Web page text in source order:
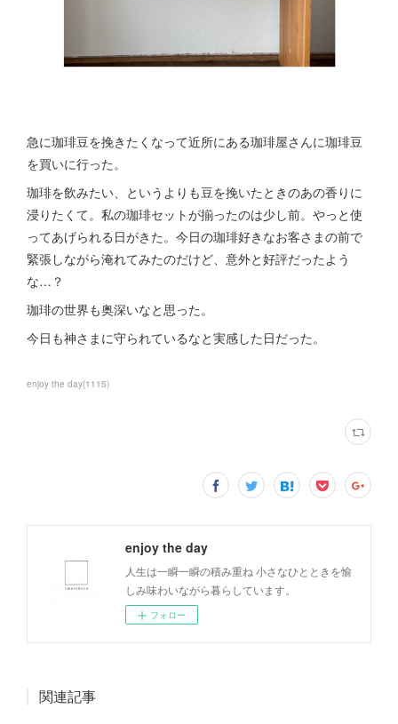
急に珈琲豆を挽きたくなって近所にある珈琲屋さんに珈琲豆
を買いに行った。
珈琲を飲みたい、というよりも豆を挽いたときのあの香りに
浸りたくて。私の珈琲セットが揃ったのは少し前。やっと使
ってあげられる日がきた。今日の珈琲好きなお客さまの前で
緊張しながら淹れてみたのだけど、意外と好評だったよう
な…？
珈琲の世界も奥深いなと思った。
今日も神さまに守られているなと実感した日だった。
enjoy the day(1115)
enjoy the day
人生は一瞬一瞬の積み重ね 小さなひとときを愉
しみ味わいながら暮らしています。
フォロー
関連記事